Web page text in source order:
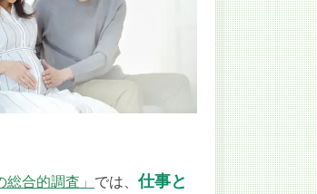
合的調査」 では、仕事と